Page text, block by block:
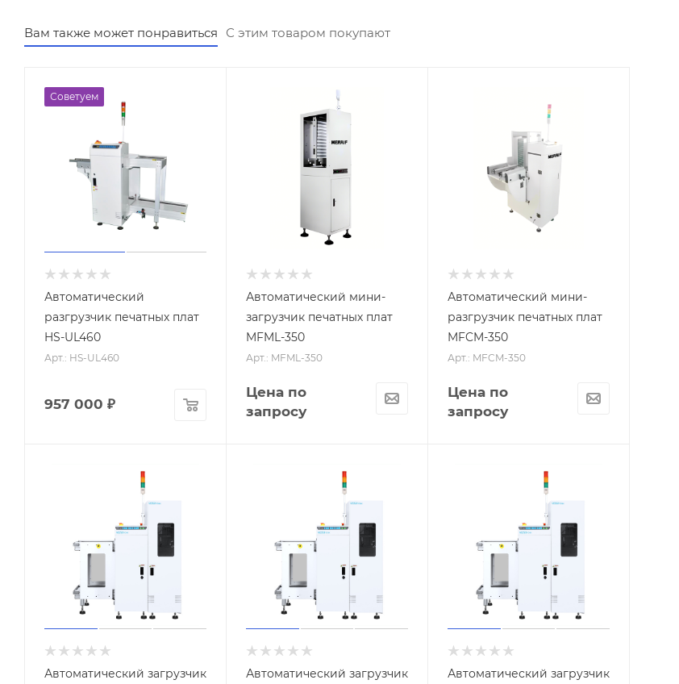
Вам также может понравиться С этим товаром покупают
Советуем
Автоматический
разгрузчик печатных плат
HS-UL460
Арт.: HS-UL460
957 000 ₽
Автоматический мини-
загрузчик печатных плат
MFML-350
Арт.: MFML-350
Цена по
запросу
Автоматический мини-
разгрузчик печатных плат
MFCM-350
Арт.: MFCM-350
Цена по
запросу
Автоматический загрузчик
Автоматический загрузчик
Автоматический загрузчик